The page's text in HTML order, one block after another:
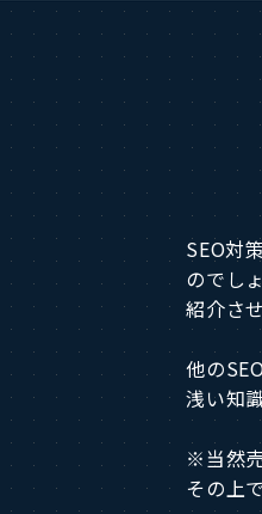
SEO対
のでし
紹介さ
他の
浅い知
※当然
その上